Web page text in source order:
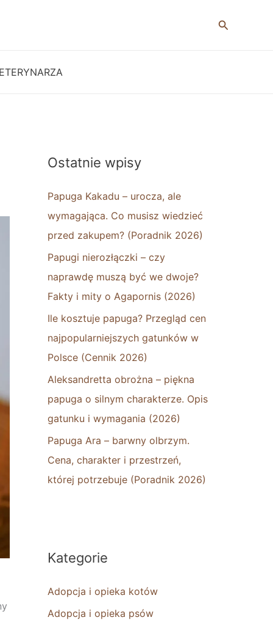
Szukaj
Ostatnie wpisy
Papuga Kakadu – urocza, ale
wymagająca. Co musisz wiedzieć
przed zakupem? (Poradnik 2026)
Papugi nierozłączki – czy
naprawdę muszą być we dwoje?
Fakty i mity o Agapornis (2026)
Ile kosztuje papuga? Przegląd cen
najpopularniejszych gatunków w
Polsce (Cennik 2026)
Aleksandretta obrożna – piękna
papuga o silnym charakterze. Opis
gatunku i wymagania (2026)
Papuga Ara – barwny olbrzym.
Cena, charakter i przestrzeń,
której potrzebuje (Poradnik 2026)
Kategorie
Adopcja i opieka kotów
Adopcja i opieka psów